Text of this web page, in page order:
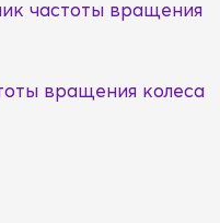
частоты вращения
вращения колеса